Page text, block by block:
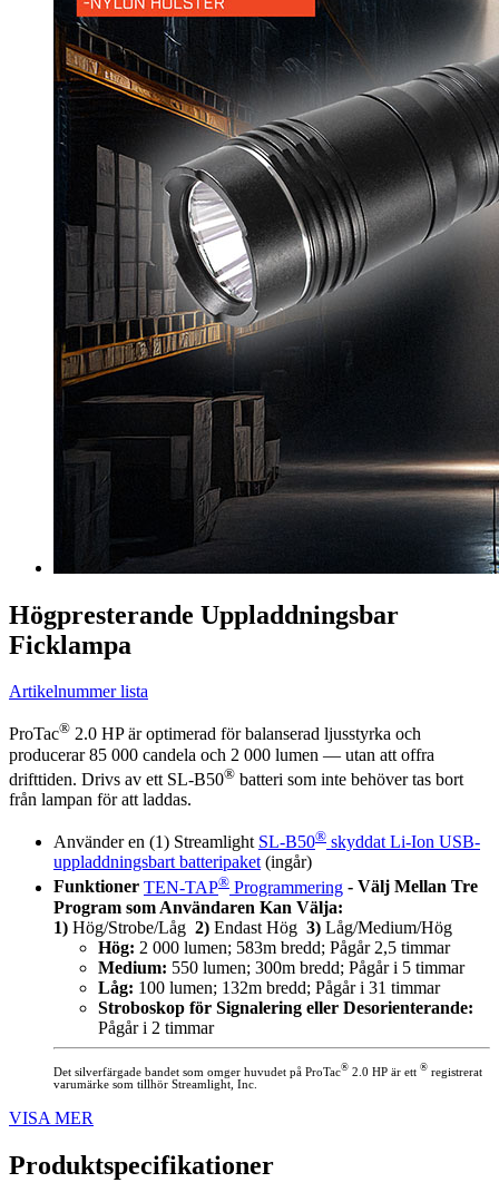
Högpresterande Uppladdningsbar
Ficklampa
Artikelnummer lista
ProTac® 2.0 HP är optimerad för balanserad ljusstyrka och
producerar 85 000 candela och 2 000 lumen — utan att offra
drifttiden. Drivs av ett SL-B50® batteri som inte behöver tas bort
från lampan för att laddas.
Använder en (1) Streamlight SL-B50® skyddat Li-Ion USB-
uppladdningsbart batteripaket(ingår)
Funktioner TEN-TAP® Programmering - Välj Mellan Tre
Program som Användaren Kan Välja:
1) Hög/Strobe/Låg 2) Endast Hög 3) Låg/Medium/Hög
Hög: 2 000 lumen; 583m bredd; Pågår 2,5 timmar
Medium: 550 lumen; 300m bredd; Pågår i 5 timmar
Låg: 100 lumen; 132m bredd; Pågår i 31 timmar
Stroboskop för Signalering eller Desorienterande:
Pågår i 2 timmar
Det silverfärgade bandet som omger huvudet på ProTac® 2.0 HP är ett ® registrerat
varumärke som tillhör Streamlight, Inc.
VISA MER
Produktspecifikationer